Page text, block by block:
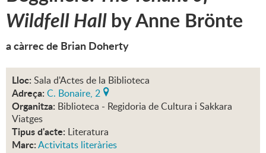
Wildfell Hall by Anne Brönte
a càrrec de Brian Doherty
Lloc: Sala d'Actes de la Biblioteca
Adreça: C. Bonaire, 2
Organitza: Biblioteca - Regidoria de Cultura i Sakkara
Viatges
Tipus d'acte: Literatura
Marc:Activitats literàries